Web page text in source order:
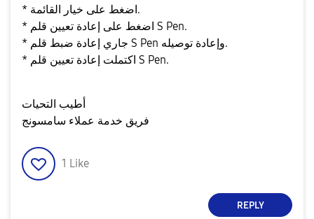
* اضغط على خيار القائمة.
* اضغط على إعادة تعيين قلم S Pen.
* جاري إعادة ضبط قلم S Pen وإعادة توصيله.
* اكتملت إعادة تعيين قلم S Pen.
أطيب التحيات
فريق خدمة عملاء سامسونج
1 Like
REPLY